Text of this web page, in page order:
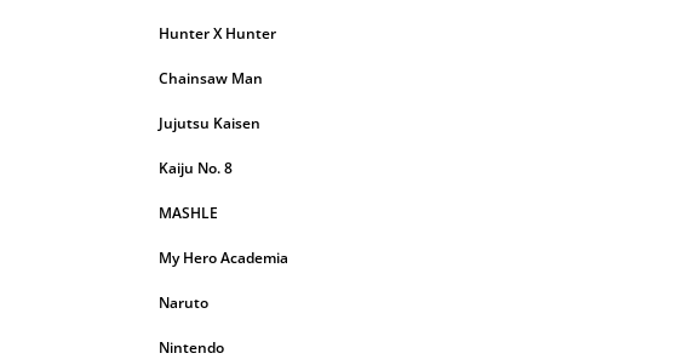
Hunter X Hunter
Chainsaw Man
Jujutsu Kaisen
Kaiju No. 8
MASHLE
My Hero Academia
Naruto
Nintendo